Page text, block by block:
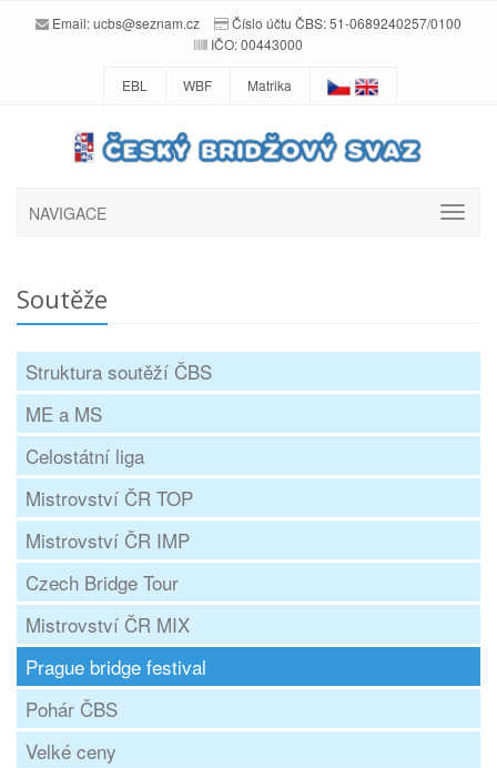
Email:ucbs@seznam.cz
Číslo účtu ČBS: 51-0689240257/0100
IČO: 00443000
EBL WBF Matrika
NAVIGACE
Soutěže
Struktura soutěží ČBS
ME a MS
Celostátní liga
Mistrovství ČR TOP
Mistrovství ČR IMP
Czech Bridge Tour
Mistrovství ČR MIX
Prague bridge festival
Pohár ČBS
Velké ceny